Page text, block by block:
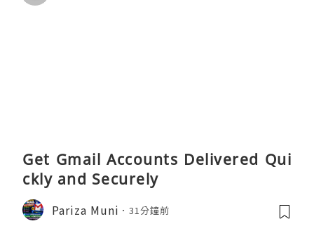
Get Gmail Accounts Delivered Qui
ckly and Securely
Pariza Muni 31分鐘前